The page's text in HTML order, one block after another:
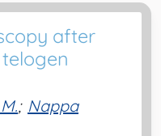
after
telogen
; Nappa